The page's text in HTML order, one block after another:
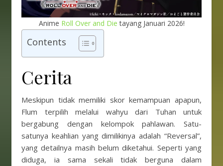
Anime Roll Over and Die tayang Januari 2026!
Contents
Cerita
Meskipun tidak memiliki skor kemampuan apapun,
Flum terpilih melalui wahyu dari Tuhan untuk
bergabung dengan kelompok pahlawan. Satu-
satunya keahlian yang dimilikinya adalah “Reversal”,
yang detailnya masih belum diketahui. Seperti yang
diduga, ia sama sekali tidak berguna dalam